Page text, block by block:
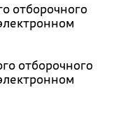
отборочного
отборочного